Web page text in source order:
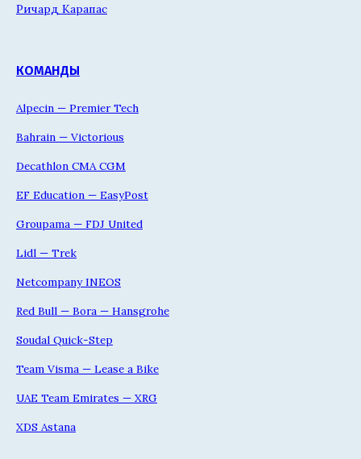
Ричард Карапас
КОМАНДЫ
Alpecin — Premier Tech
Bahrain — Victorious
Decathlon CMA CGM
EF Education — EasyPost
Groupama — FDJ United
Lidl — Trek
Netcompany INEOS
Red Bull — Bora — Hansgrohe
Soudal Quick-Step
Team Visma — Lease a Bike
UAE Team Emirates — XRG
XDS Astana